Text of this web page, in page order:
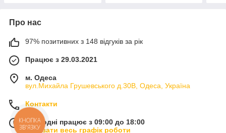
Про нас
97% позитивних з 148 відгуків за рік
Працює з 29.03.2021
м. Одеса
вул.Михайла Грушевського д.30В, Одеса, Україна
Контакти
Сьогодні працює з 09:00 до 18:00
Показати весь графік роботи
КНОПКА
ЗВ'ЯЗКУ